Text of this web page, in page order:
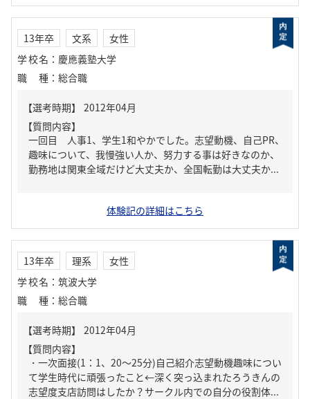
13年卒 文系
女性
学校名 ： 慶應義塾大学
職種 ： 総合職
【質問内容】
一回目 人事1、学生1和やかでした。志望動機、自己PR、
趣味について、我慢強い人か、努力する事は好きなのか、
勤務地は関東全域だけど大丈夫か、全国転勤は大丈夫か...
体験記の詳細はこちら
13年卒 理系
女性
学校名 ： 筑波大学
職種 ： 総合職
【質問内容】
・一次面接(1：1、20～25分)自己紹介志望動機趣味につい
て学生時代に頑張ったこと←深く突っ込まれたろうきんの
志望度支店訪問はしたか？サークル内での自分の役割体...